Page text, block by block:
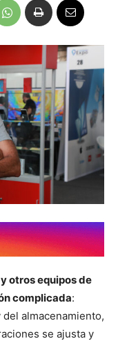
otros equipos de
complicada:
almacenamiento,
se ajusta y